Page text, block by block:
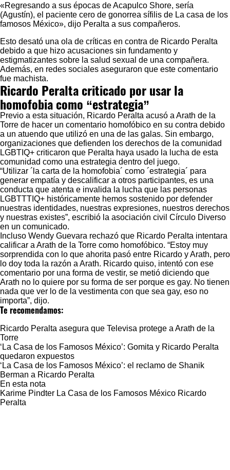
«Regresando a sus épocas de Acapulco Shore, sería
(Agustín), el paciente cero de gonorrea sífilis de La casa de los
famosos México», dijo Peralta a sus compañeros.
Esto desató una ola de críticas en contra de Ricardo Peralta
debido a que hizo acusaciones sin fundamento y
estigmatizantes sobre la salud sexual de una compañera.
Además, en redes sociales aseguraron que este comentario
fue machista.
Ricardo Peralta criticado por usar la
homofobia como “estrategia”
Previo a esta situación, Ricardo Peralta acusó a Arath de la
Torre de hacer un comentario homofóbico en su contra debido
a un atuendo que utilizó en una de las galas. Sin embargo,
organizaciones que defienden los derechos de la comunidad
LGBTIQ+ criticaron que Peralta haya usado la lucha de esta
comunidad como una estrategia dentro del juego.
“Utilizar ´la carta de la homofobia´ como ´estrategia´ para
generar empatía y descalificar a otros participantes, es una
conducta que atenta e invalida la lucha que las personas
LGBTTTIQ+ históricamente hemos sostenido por defender
nuestras identidades, nuestras expresiones, nuestros derechos
y nuestras existes”, escribió la asociación civil Círculo Diverso
en un comunicado.
Incluso Wendy Guevara rechazó que Ricardo Peralta intentara
calificar a Arath de la Torre como homofóbico. “Estoy muy
sorprendida con lo que ahorita pasó entre Ricardo y Arath, pero
lo doy toda la razón a Arath. Ricardo quiso, intentó con ese
comentario por una forma de vestir, se metió diciendo que
Arath no lo quiere por su forma de ser porque es gay. No tienen
nada que ver lo de la vestimenta con que sea gay, eso no
importa”, dijo.
Te recomendamos:
Ricardo Peralta asegura que Televisa protege a Arath de la
Torre
‘La Casa de los Famosos México’: Gomita y Ricardo Peralta
quedaron expuestos
‘La Casa de los Famosos México’: el reclamo de Shanik
Berman a Ricardo Peralta
En esta nota
Karime Pindter La Casa de los Famosos México Ricardo
Peralta